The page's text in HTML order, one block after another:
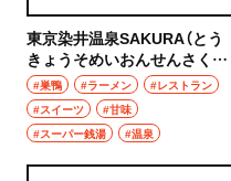
守谷
取手
栃木県
コーヒー
ラーメン・つけ麺
ラーメン
グルメ
東京染井温泉SAKURA（とう
きょうそめいおんせんさく
ら）
#巣鴨 #ラーメン
#レストラン
#スイーツ
#甘味
#スーパー銭湯
#温泉